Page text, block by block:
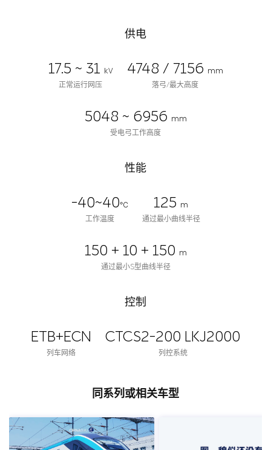
供电
17.5 ~ 31 kV
正常运行网压
4748 / 7156 mm
落弓/最大高度
5048 ~ 6956 mm
受电弓工作高度
性能
-40~40℃
工作温度
125 m
通过最小曲线半径
150 + 10 + 150 m
通过最小S型曲线半径
控制
ETB+ECN
列车网络
CTCS2-200 LKJ2000
列控系统
同系列或相关车型